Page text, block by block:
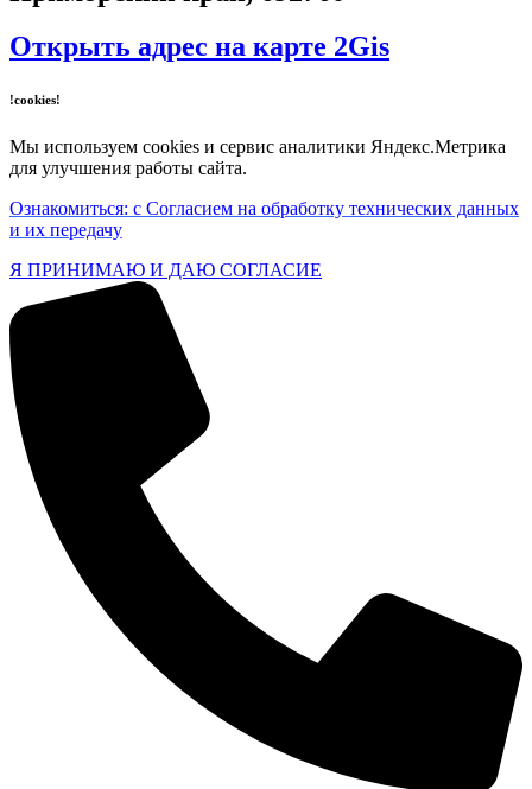
Открыть адрес на карте 2Gis
!cookies!
Мы используем cookies и сервис аналитики Яндекс.Метрика
для улучшения работы сайта.
Ознакомиться: с Согласием на обработку технических данных
и их передачу
Я ПРИНИМАЮ И ДАЮ СОГЛАСИЕ